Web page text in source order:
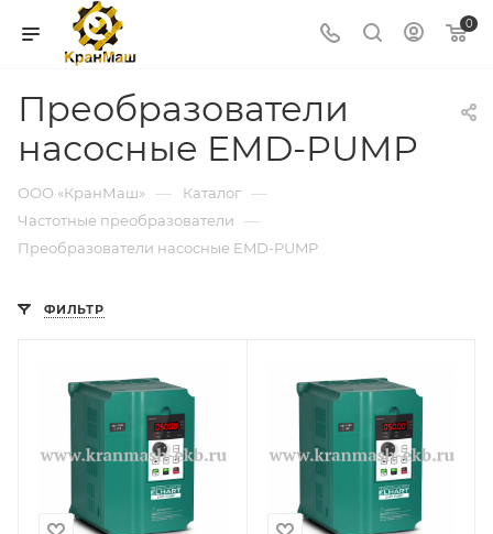
0
Преобразователи
насосные EMD-PUMP
ООО «КранМаш» — Каталог —
Частотные преобразователи —
Преобразователи насосные EMD-PUMP
ФИЛЬТР